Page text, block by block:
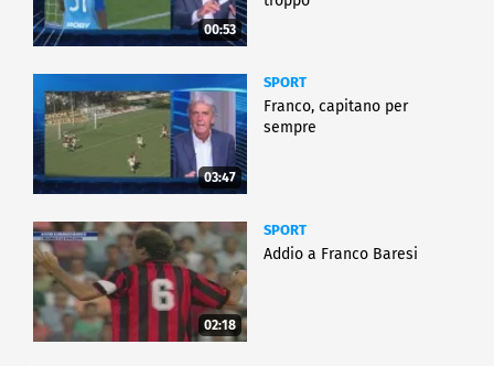
00:53
03:47
SPORT
Franco, capitano per
sempre
02:18
SPORT
Addio a Franco Baresi